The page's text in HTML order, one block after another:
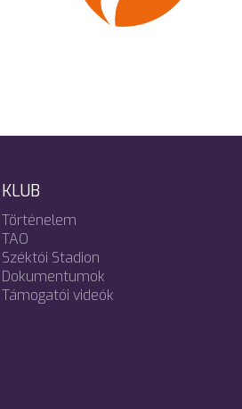
KLUB
Történelem
TAO
Széktói Stadion
Dokumentumok
Támogatói videók